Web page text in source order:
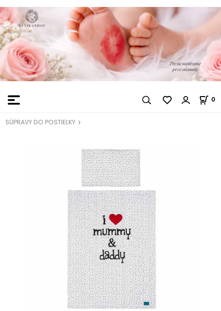
0
SÚPRAVY DO POSTIEĽKY